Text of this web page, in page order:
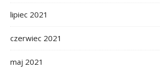
lipiec 2021
czerwiec 2021
maj 2021